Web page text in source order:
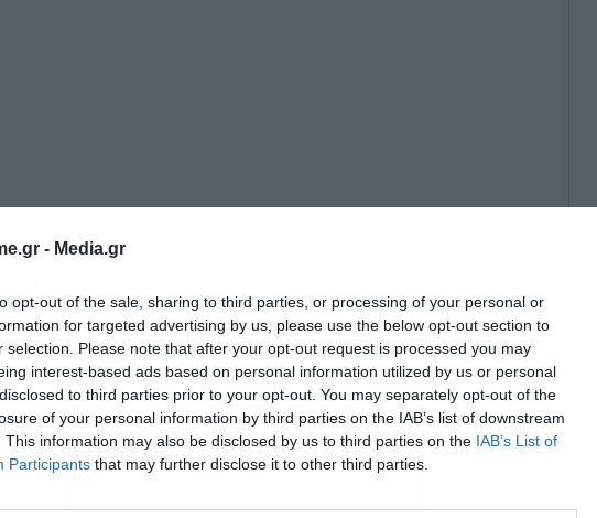
- Media.gr
opt-out of the sale, sharing to third parties, or processing of your personal or
for targeted advertising by us, please use the below opt-out section to
selection. Please note that after your opt-out request is processed you may
interest-based ads based on personal information utilized by us or personal
to third parties prior to your opt-out. You may separately opt-out of the
of your personal information by third parties on the IAB’s list of downstream
This information may also be disclosed by us to third parties on the IAB’s List of
Participants that may further disclose it to other third parties.
ομάδα δρούσε τουλάχιστον από τον
δίκτυο παραγωγής, συσκευασίας και
τόσο στην Ελλάδα όσο και στο